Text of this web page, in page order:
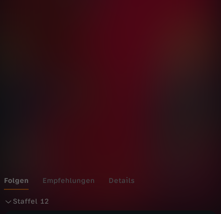
Folgen Empfehlungen Details
Staffel 12
S